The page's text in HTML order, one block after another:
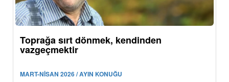
Toprağa sırt dönmek, kendinden
vazgeçmektir
MART-NİSAN 2026 / AYIN KONUĞU